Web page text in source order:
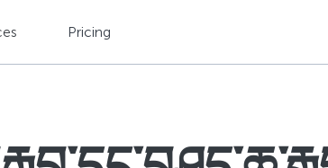
Pricing